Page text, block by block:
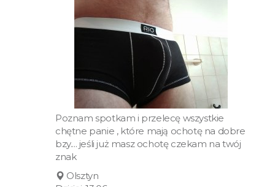
Poznam spotkam i przelecę wszystkie
chętne panie , które mają ochotę na dobre
bzy.... jeśli już masz ochotę czekam na twój
znak
Olsztyn